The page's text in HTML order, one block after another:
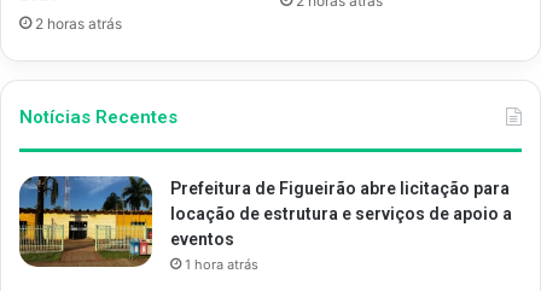
2 horas atrás
Notícias Recentes
Prefeitura de Figueirão abre licitação para
locação de estrutura e serviços de apoio a
eventos
1 hora atrás